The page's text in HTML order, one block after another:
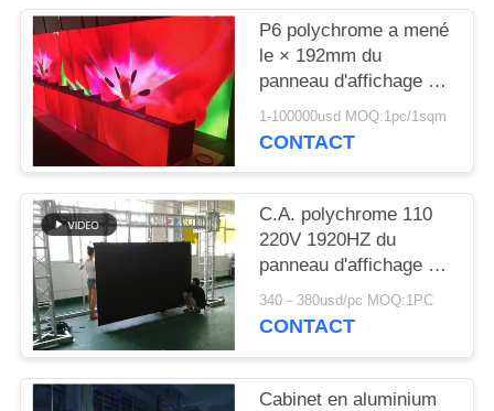
P6 polychrome a mené
le × 192mm du
panneau d'affichage de
publicité 192 pour des
supports publicitaires
1-100000usd MOQ:1pc/1sqm
CONTACT
C.A. polychrome 110
220V 1920HZ du
panneau d'affichage de
publicité de P3.91 4,81
LED 500*1000mm
340－380usd/pc MOQ:1PC
CONTACT
Cabinet en aluminium